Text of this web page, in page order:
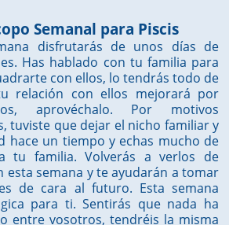
Semanal para Piscis
disfrutarás de unos días de
Has hablado con tu familia para
con ellos, lo tendrás todo de
relación con ellos mejorará por
aprovéchalo. Por motivos
tuviste que dejar el nicho familiar y
hace un tiempo y echas mucho de
tu familia. Volverás a verlos de
esta semana y te ayudarán a tomar
de cara al futuro. Esta semana
para ti. Sentirás que nada ha
entre vosotros, tendréis la misma